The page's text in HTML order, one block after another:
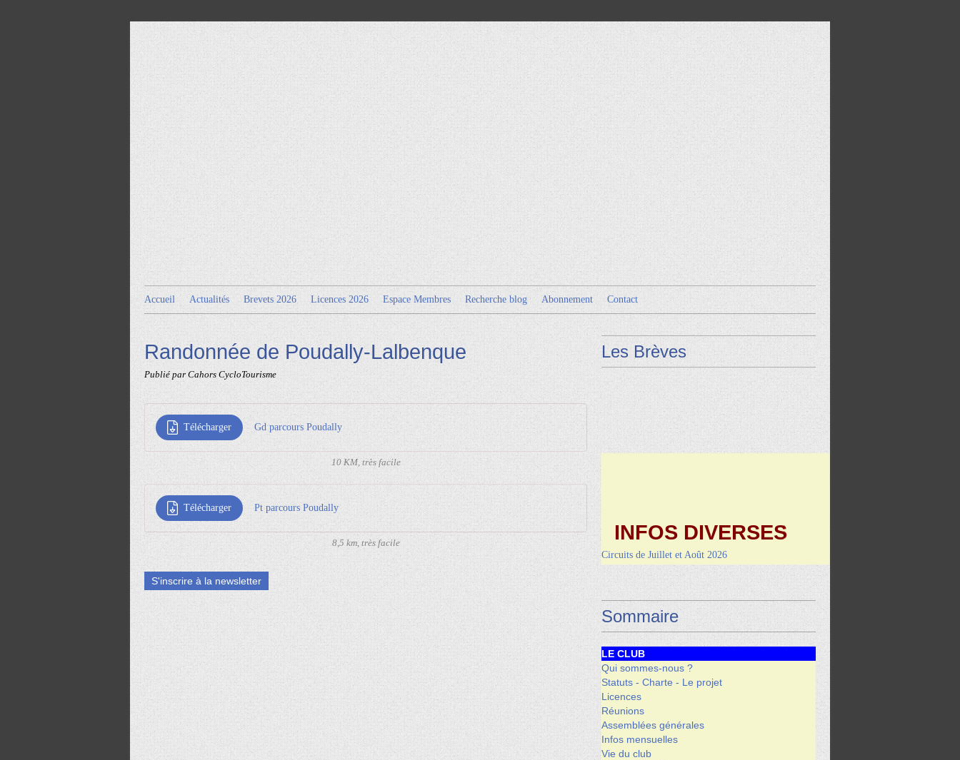
Accueil Actualités Brevets 2026 Licences 2026 Espace Membres Recherche blog Abonnement Contact
Randonnée de Poudally-Lalbenque
Publié par Cahors CycloTourisme
Télécharger Gd parcours Poudally
10 KM, très facile
Télécharger Pt parcours Poudally
8,5 km, très facile
S'inscrire à la newsletter
Les Brèves
INFOS DIVERSES
Dimanche 9 août : Vayrac (L'Uxel'lotoise)
Vendredi 4 septembre-RANDO/REPAS de Montcuq
Sommaire
LE CLUB
Qui sommes-nous ?
Statuts - Charte - Le projet
Licences
Réunions
Assemblées générales
Infos mensuelles
Vie du club